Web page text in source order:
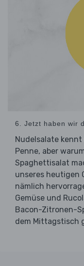
6. Jetzt haben wir
Nudelsalate
Penne, aber
Spaghettisalat
unseres heutigen
nämlich
Gemüse und
Bacon-Zitronen-
dem Mittagstisch